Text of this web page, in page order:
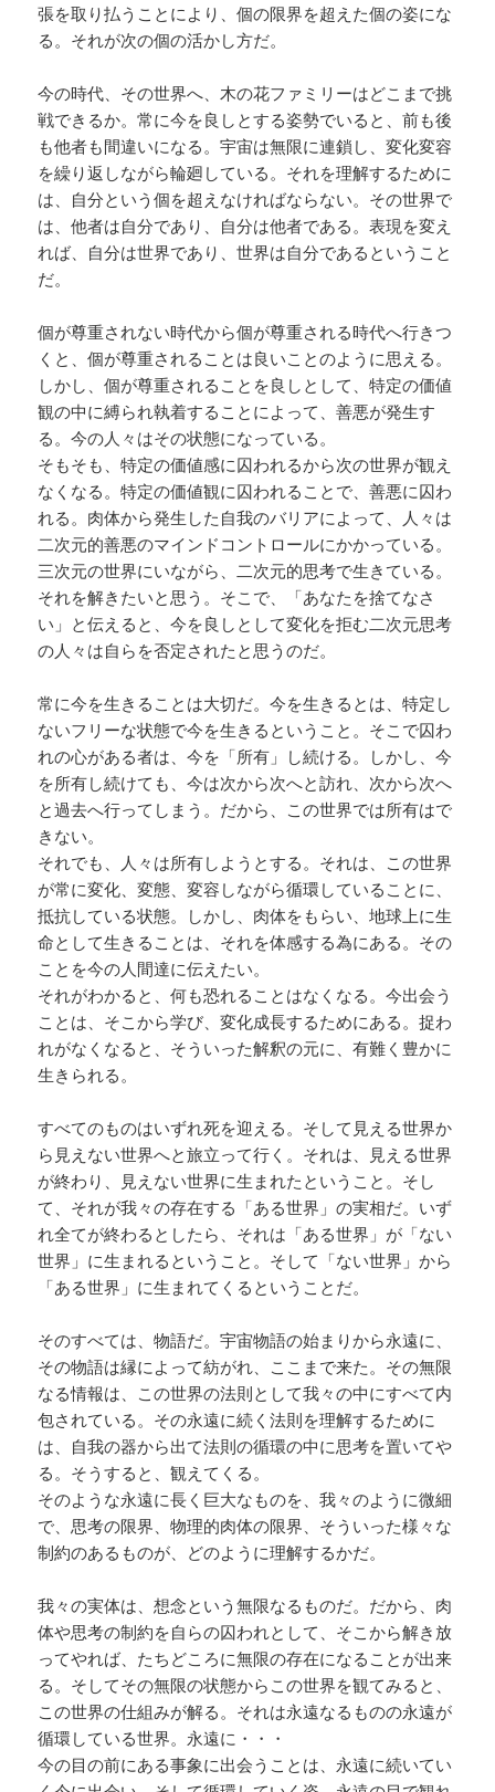
張を取り払うことにより、個の限界を超えた個の姿にな
る。それが次の個の活かし方だ。
今の時代、その世界へ、木の花ファミリーはどこまで挑
戦できるか。常に今を良しとする姿勢でいると、前も後
も他者も間違いになる。宇宙は無限に連鎖し、変化変容
を繰り返しながら輪廻している。それを理解するために
は、自分という個を超えなければならない。その世界で
は、他者は自分であり、自分は他者である。表現を変え
れば、自分は世界であり、世界は自分であるということ
だ。
個が尊重されない時代から個が尊重される時代へ行きつ
くと、個が尊重されることは良いことのように思える。
しかし、個が尊重されることを良しとして、特定の価値
観の中に縛られ執着することによって、善悪が発生す
る。今の人々はその状態になっている。
そもそも、特定の価値感に囚われるから次の世界が観え
なくなる。特定の価値観に囚われることで、善悪に囚わ
れる。肉体から発生した自我のバリアによって、人々は
二次元的善悪のマインドコントロールにかかっている。
三次元の世界にいながら、二次元的思考で生きている。
それを解きたいと思う。そこで、「あなたを捨てなさ
い」と伝えると、今を良しとして変化を拒む二次元思考
の人々は自らを否定されたと思うのだ。
常に今を生きることは大切だ。今を生きるとは、特定し
ないフリーな状態で今を生きるということ。そこで囚わ
れの心がある者は、今を「所有」し続ける。しかし、今
を所有し続けても、今は次から次へと訪れ、次から次へ
と過去へ行ってしまう。だから、この世界では所有はで
きない。
それでも、人々は所有しようとする。それは、この世界
が常に変化、変態、変容しながら循環していることに、
抵抗している状態。しかし、肉体をもらい、地球上に生
命として生きることは、それを体感する為にある。その
ことを今の人間達に伝えたい。
それがわかると、何も恐れることはなくなる。今出会う
ことは、そこから学び、変化成長するためにある。捉わ
れがなくなると、そういった解釈の元に、有難く豊かに
生きられる。
すべてのものはいずれ死を迎える。そして見える世界か
ら見えない世界へと旅立って行く。それは、見える世界
が終わり、見えない世界に生まれたということ。そし
て、それが我々の存在する「ある世界」の実相だ。いず
れ全てが終わるとしたら、それは「ある世界」が「ない
世界」に生まれるということ。そして「ない世界」から
「ある世界」に生まれてくるということだ。
そのすべては、物語だ。宇宙物語の始まりから永遠に、
その物語は縁によって紡がれ、ここまで来た。その無限
なる情報は、この世界の法則として我々の中にすべて内
包されている。その永遠に続く法則を理解するために
は、自我の器から出て法則の循環の中に思考を置いてや
る。そうすると、観えてくる。
そのような永遠に長く巨大なものを、我々のように微細
で、思考の限界、物理的肉体の限界、そういった様々な
制約のあるものが、どのように理解するかだ。
我々の実体は、想念という無限なるものだ。だから、肉
体や思考の制約を自らの囚われとして、そこから解き放
ってやれば、たちどころに無限の存在になることが出来
る。そしてその無限の状態からこの世界を観てみると、
この世界の仕組みが解る。それは永遠なるものの永遠が
循環している世界。永遠に・・・
今の目の前にある事象に出会うことは、永遠に続いてい